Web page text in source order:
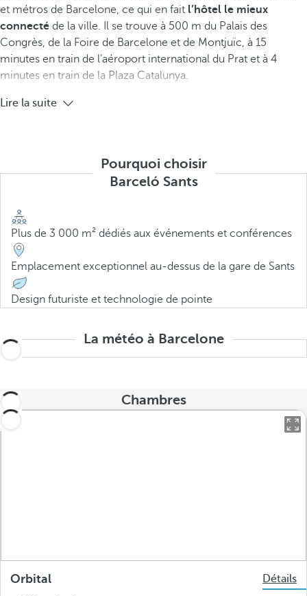
et métros de Barcelone, ce qui en fait l’hôtel le mieux
connecté de la ville. Il se trouve à 500 m du Palais des
Congrès, de la Foire de Barcelone et de Montjuïc, à 15
minutes en train de l’aéroport international du Prat et à 4
minutes en train de la Plaza Catalunya.
Lire la suite
Pourquoi choisir
Barceló Sants
Plus de 3 000 m² dédiés aux événements et conférences
Emplacement exceptionnel au-dessus de la gare de Sants
Design futuriste et technologie de pointe
La météo à Barcelone
Chambres
Orbital
Détails